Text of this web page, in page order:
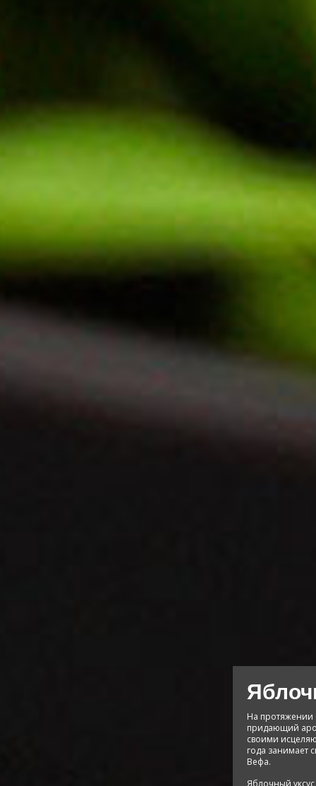
На протяжении
придающий
своими
года занимает
Вефа.
Яблочный